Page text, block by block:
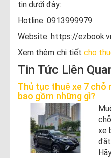
tin dưới đây:
Hotline: 0913999979
Website: https://
Xem thêm chi tiết cho
Tin Tức Liên
Thủ tục thuê xe 7 chỗ
bao gồm những gì?
xe
đặt